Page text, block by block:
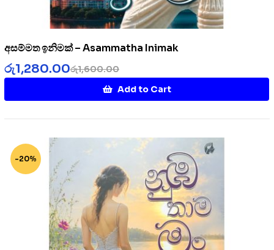
අසම්මත ඉනිමක් – Asammatha Inimak
රු1,600.00
රු1,280.00
Add to Cart
-20%